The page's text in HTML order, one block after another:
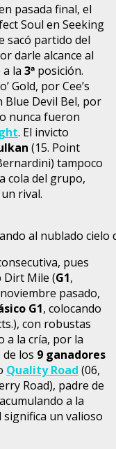
pasada final, el
Soul en Seeking
sacó partido del
darle alcance al
la 3ª posición.
Gold, por Cee’s
Blue Devil Bel, por
nunca fueron
. El invicto
(15. Point
tampoco
cola del grupo,
rival.
al nublado cielo
pues
Dirt Mile (G1,
pasado,
G1, colocando
con robustas
a la cría, por la
los 9 ganadores
Quality Road (06,
Road), padre de
a la
significa un valioso